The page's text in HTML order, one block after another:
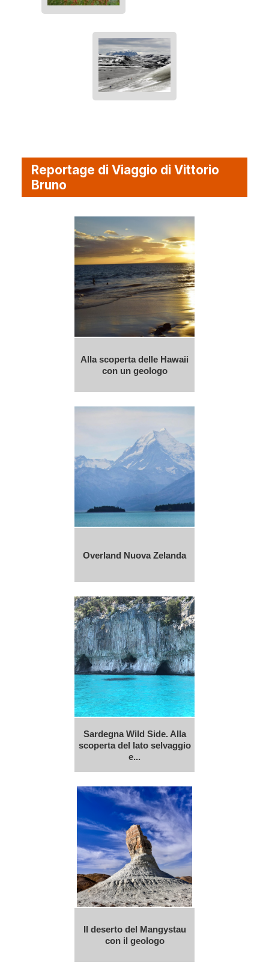
Reportage di Viaggio di Vittorio
Bruno
Alla scoperta delle Hawaii
con un geologo
Overland Nuova Zelanda
Sardegna Wild Side. Alla
scoperta del lato selvaggio
e...
Il deserto del Mangystau
con il geologo